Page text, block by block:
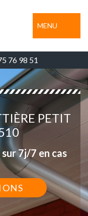
MENU
76 98 51
PETIT
7j/7 en cas